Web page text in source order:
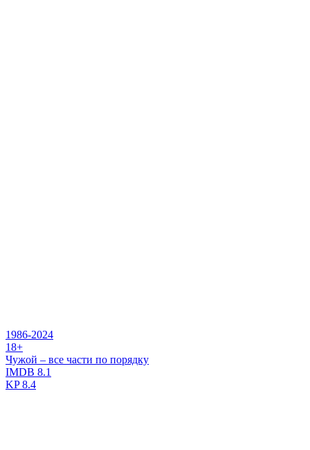
1986-2024
18+
Чужой – все части по порядку
IMDB 8.1
KP8.4